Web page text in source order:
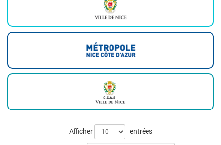
Afficher entrées